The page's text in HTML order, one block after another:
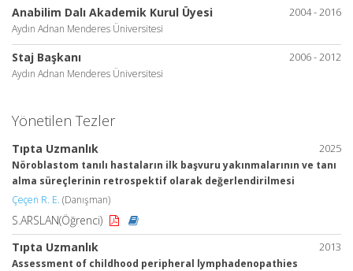
2004 - 2016
Anabilim Dalı Akademik Kurul Üyesi
Aydın Adnan Menderes Üniversitesi
2006 - 2012
Staj Başkanı
Aydın Adnan Menderes Üniversitesi
Yönetilen Tezler
2025
Tıpta Uzmanlık
Nöroblastom tanılı hastaların ilk başvuru yakınmalarının ve tanı
alma süreçlerinin retrospektif olarak değerlendirilmesi
Çeçen R. E. (Danışman)
S.ARSLAN(Öğrenci)
2013
Tıpta Uzmanlık
Assessment of childhood peripheral lymphadenopathies